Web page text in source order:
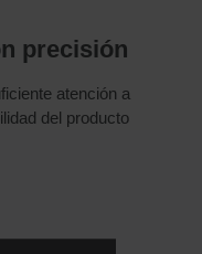
precisión
atención a
del producto